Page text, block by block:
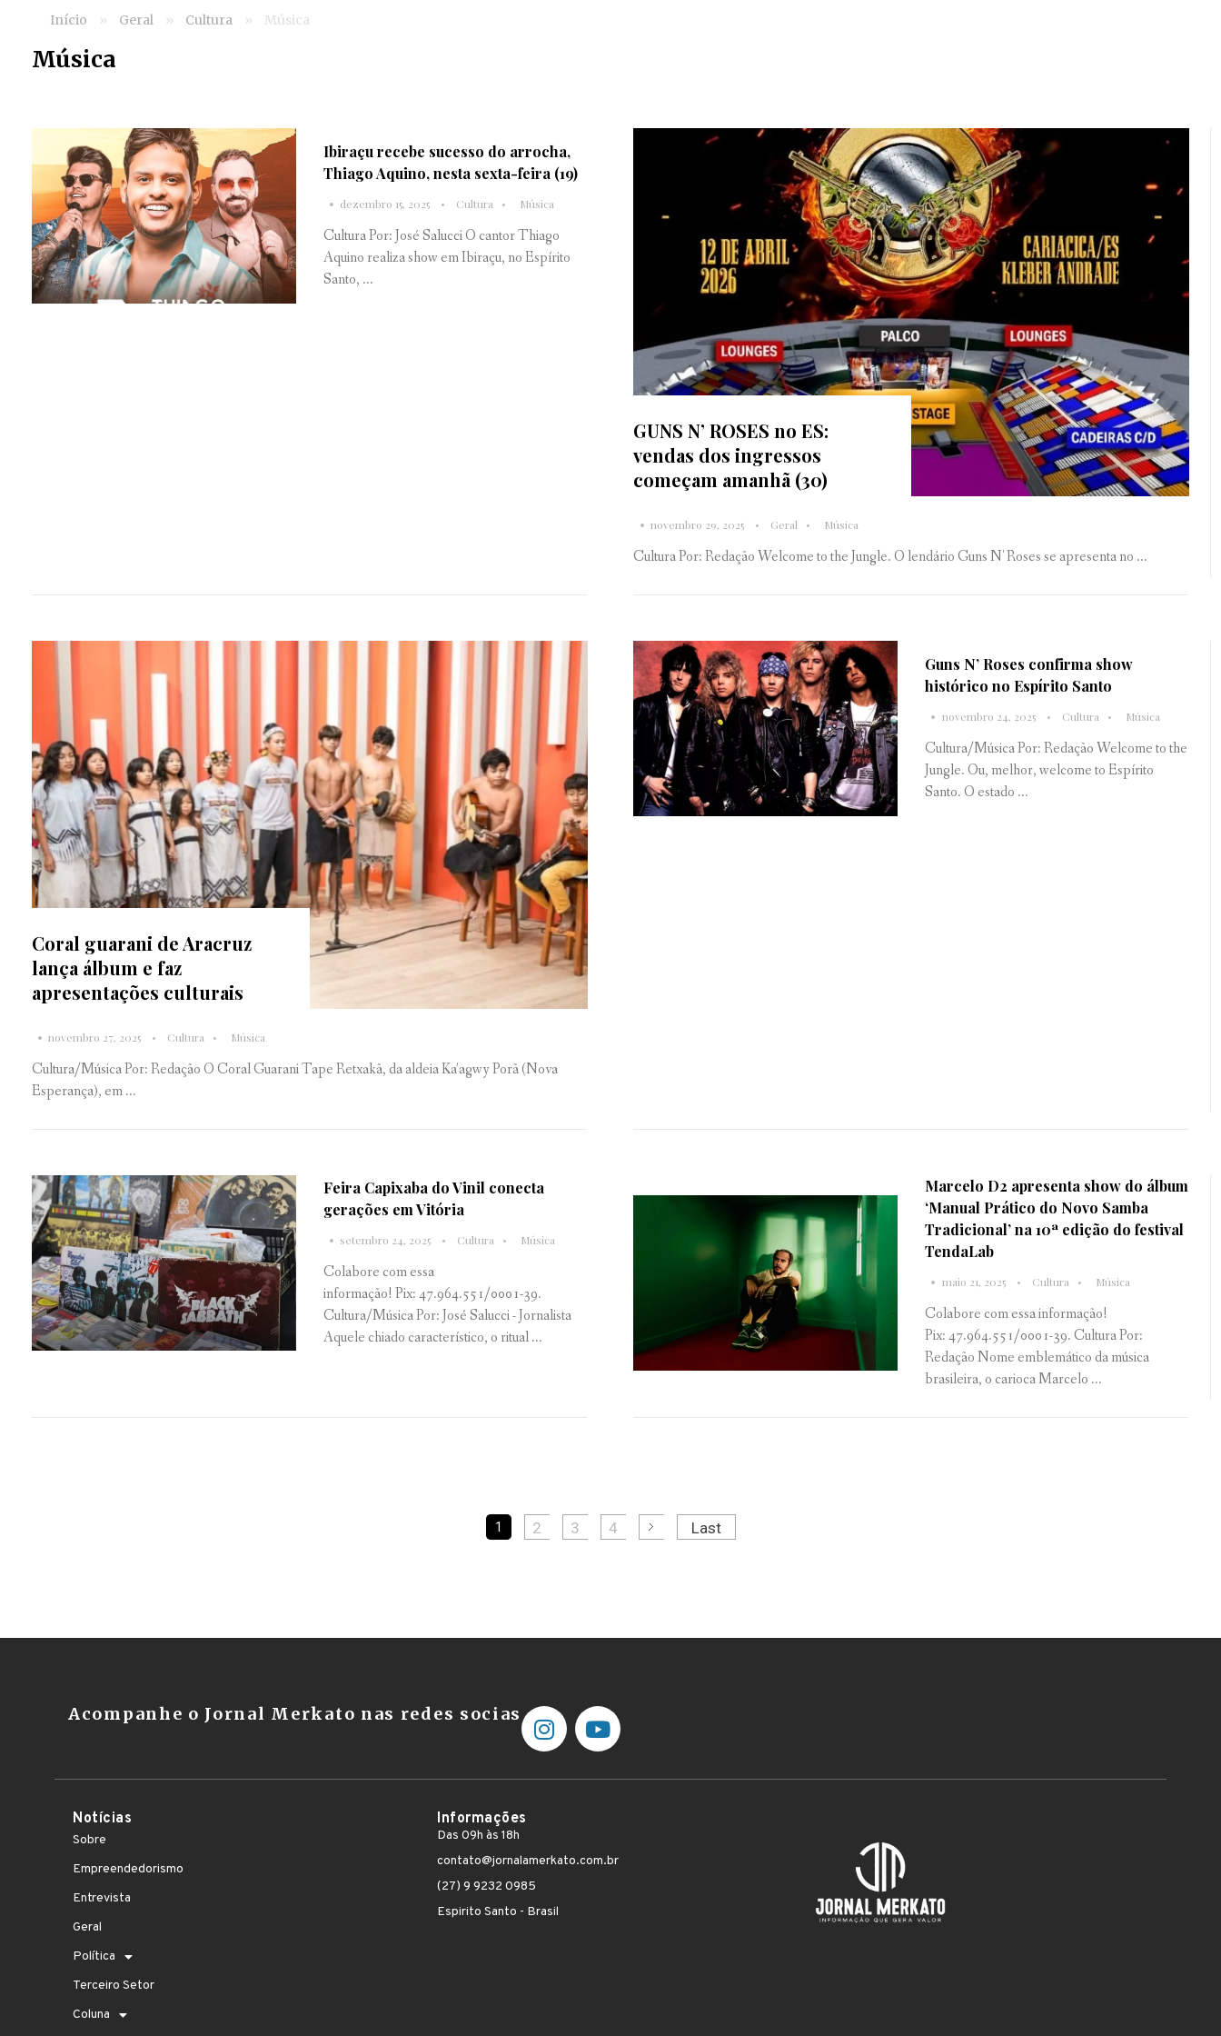
Início » Geral » Cultura » Música
Música
Ibiraçu recebe sucesso do arrocha,
Thiago Aquino, nesta sexta-feira (19)
dezembro 15, 2025 Cultura Música
Cultura Por: José Salucci O cantor Thiago
Aquino realiza show em Ibiraçu, no Espírito
Santo, ...
GUNS N’ ROSES no ES:
vendas dos ingressos
começam amanhã (30)
novembro 29, 2025 Geral Música
Cultura Por: Redação Welcome to the Jungle. O lendário Guns N' Roses se apresenta no ...
Coral guarani de Aracruz
lança álbum e faz
apresentações culturais
novembro 27, 2025 Cultura Música
Cultura/Música Por: Redação O Coral Guarani Tape Retxakã, da aldeia Ka’agwy Porã (Nova
Esperança), em ...
Guns N’ Roses confirma show
histórico no Espírito Santo
novembro 24, 2025 Cultura Música
Cultura/Música Por: Redação Welcome to the
Jungle. Ou, melhor, welcome to Espírito
Santo. O estado ...
Feira Capixaba do Vinil conecta
gerações em Vitória
setembro 24, 2025 Cultura Música
Colabore com essa
informação! Pix: 47.964.551/0001-39.
Cultura/Música Por: José Salucci - Jornalista
Aquele chiado característico, o ritual ...
Marcelo D2 apresenta show do álbum
‘Manual Prático do Novo Samba
Tradicional’ na 10ª edição do festival
TendaLab
maio 21, 2025 Cultura Música
Colabore com essa informação!
Pix: 47.964.551/0001-39. Cultura Por:
Redação Nome emblemático da música
brasileira, o carioca Marcelo ...
1 2 3 4 Last
Acompanhe o Jornal Merkato nas redes socias
Notícias
Sobre
Empreendedorismo
Entrevista
Geral
Política
Terceiro Setor
Coluna
Informações
Das 09h às 18h
contato@jornalamerkato.com.br
(27) 9 9232 0985
Espirito Santo - Brasil